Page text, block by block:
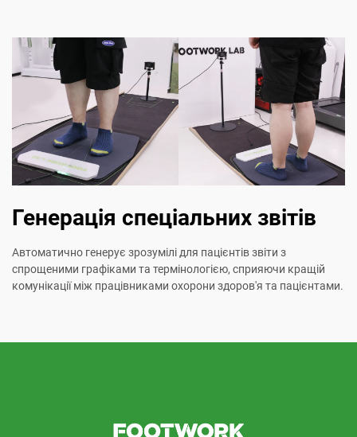
Генерація спеціальних звітів
Автоматично генерує зрозумілі для пацієнтів звіти з
спрощеними графіками та термінологією, сприяючи кращій
комунікації між працівниками охорони здоров'я та пацієнтами.